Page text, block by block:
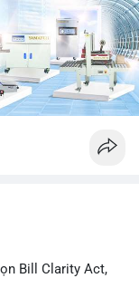
Bill Clarity Act,